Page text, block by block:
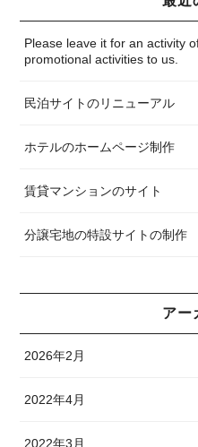
Please leave it for an activity
promotional activities to us.
民泊サイトのリニューアル
ホテルのホームページ制作
賃貸マンションのサイト
分譲宅地の特設サイトの制作
アー
2026年2月
2022年4月
2022年3月